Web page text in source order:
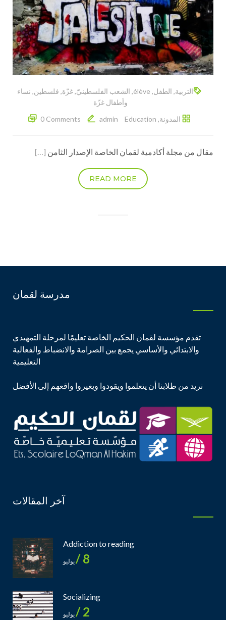
التربية, الطفل,
élève
, الشعب الفلسطينيّ,غزّة, فلسطين, نساء
وأطفال غزّة
المدونة,
Education
admin
0 Comments
مقال من مجلة أكادمية لقمان الخاصة الإصدار الثامن […]
READ MORE
مدرسة لقمان
تقدم مؤسسة لقمان الحكيم الخاصة تعليمًا لمرحلة التمهيدي
والابتدائي والأساسي يجمع بين الصرامة والانضباط والفعالية
التعليمية
نريد من طلابنا أن يتعلموا ويقودوا ويغيروا واقعهم إلى الأفضل
آخر المقالات
Addiction to reading
8 / يوليو
Socializing
2 / يوليو